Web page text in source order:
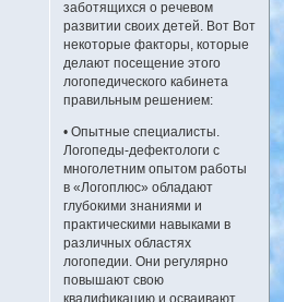
заботящихся о речевом
развитии своих детей. Вот Вот
некоторые факторы, которые
делают посещение этого
логопедического кабинета
правильным решением:
• Опытные специалисты.
Логопеды-дефектологи с
многолетним опытом работы
в «Логоплюс» обладают
глубокими знаниями и
практическими навыками в
различных областях
логопедии. Они регулярно
повышают свою
квалификацию и осваивают